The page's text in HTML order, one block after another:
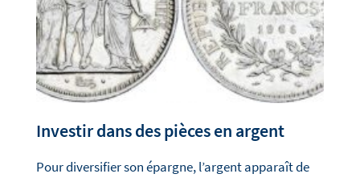
Investir dans des pièces en argent
Pour diversifier son épargne, l’argent apparaît de